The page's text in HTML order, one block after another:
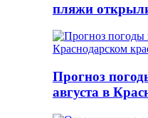
пляжи
Прогноз
августа в